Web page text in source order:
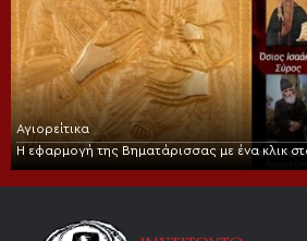
Αγιορείτικα
Η εφαρμογή της Βηματάρισσας με ένα κλικ